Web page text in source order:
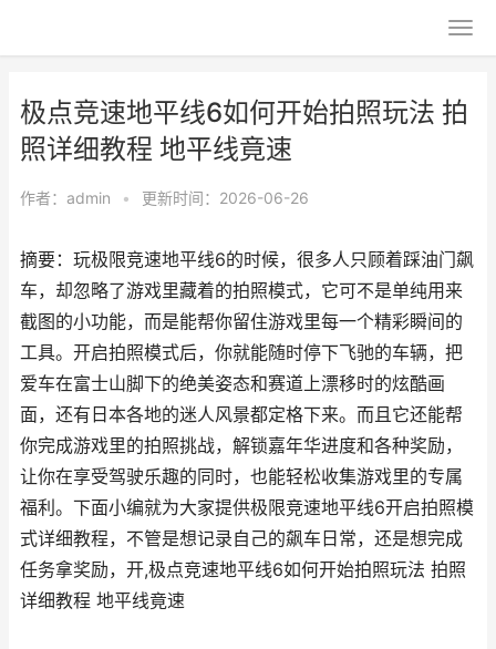
极点竞速地平线6如何开始拍照玩法 拍
照详细教程 地平线竟速
作者： admin • 更新时间：2026-06-26
摘要：玩极限竞速地平线6的时候，很多人只顾着踩油门飙
车，却忽略了游戏里藏着的拍照模式，它可不是单纯用来
截图的小功能，而是能帮你留住游戏里每一个精彩瞬间的
工具。开启拍照模式后，你就能随时停下飞驰的车辆，把
爱车在富士山脚下的绝美姿态和赛道上漂移时的炫酷画
面，还有日本各地的迷人风景都定格下来。而且它还能帮
你完成游戏里的拍照挑战，解锁嘉年华进度和各种奖励，
让你在享受驾驶乐趣的同时，也能轻松收集游戏里的专属
福利。下面小编就为大家提供极限竞速地平线6开启拍照模
式详细教程，不管是想记录自己的飙车日常，还是想完成
任务拿奖励，开,极点竞速地平线6如何开始拍照玩法 拍照
详细教程 地平线竟速